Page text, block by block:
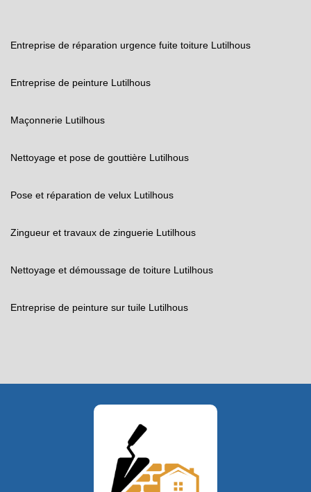
Entreprise de réparation urgence fuite toiture Lutilhous
Entreprise de peinture Lutilhous
Maçonnerie Lutilhous
Nettoyage et pose de gouttière Lutilhous
Pose et réparation de velux Lutilhous
Zingueur et travaux de zinguerie Lutilhous
Nettoyage et démoussage de toiture Lutilhous
Entreprise de peinture sur tuile Lutilhous